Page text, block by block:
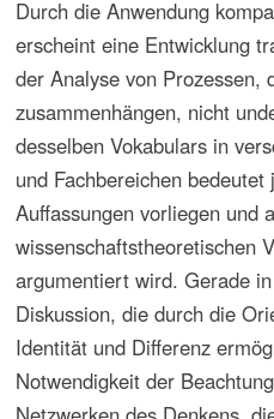
'postkoloniale Landkarten'", in H. Böhme, K. R.
Literatur und Kulturwissenschaften:
Reinbek 1996, 60-77
Bachmann-Medick, D.. "Postcolonial Turn".
Neuorientierungen in den
2006, 184-237
Bispo, A.A. „Musikwissenschaftliche Forschung,
und Didaktik identifikatorischer
(...). Köln: Akademie für Kultur- und
2003, 55 ss.
-----------. „Postkoloniale Kulturstudien und
Fallbeispiel deutscher Immigration in Brasilien.“
-----------. „Immigrationsforschung in Musik- und
ibidem, 84 ss.
Rolim Wolffenbüttel, C.. "Zu: Permanenz,
Regenerierung deutscher Traditionen in
ibidem 93-95
Poscolonial Studies at Emory. Online